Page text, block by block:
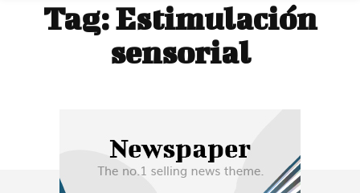
Tag:Estimulación
sensorial